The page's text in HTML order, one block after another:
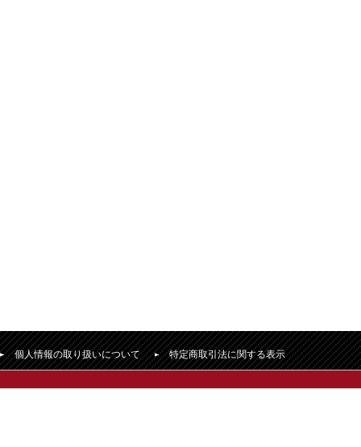
個人情報の取り扱いについて 特定商取引法に関する表示